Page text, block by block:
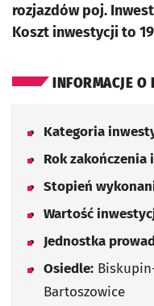
rozjazdów poj.
Koszt inwestycji to 19
INFORMACJE
Kategoria
Rok
Stopień
Wartość
Jednostka
Osiedle:
Bartoszowice